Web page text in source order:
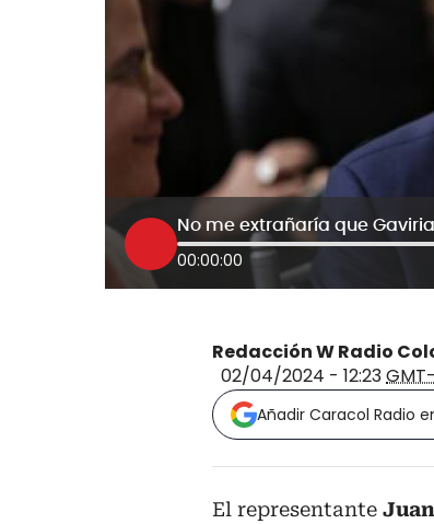
00:00:00
Redacción W Radio
02/04/2024 - 12:23
Añadir Caracol Radio
El representante